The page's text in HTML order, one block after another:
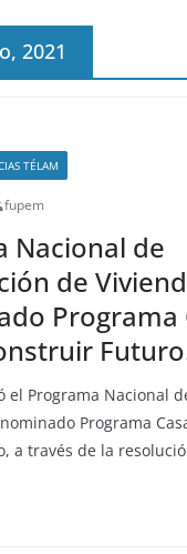
2021
TÉLAM
fupem
Nacional de
de
Programa
el Programa Nacional
Programa
a través de la